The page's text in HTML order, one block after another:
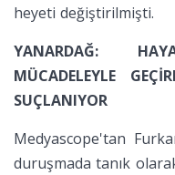
heyeti değiştirilmişti.
YANARDAĞ:
MÜCADELEYLE
SUÇLANIYOR
Medyascope'tan
duruşmada tanık